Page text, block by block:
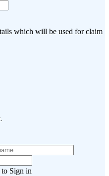
which will be used for claim
Sign in